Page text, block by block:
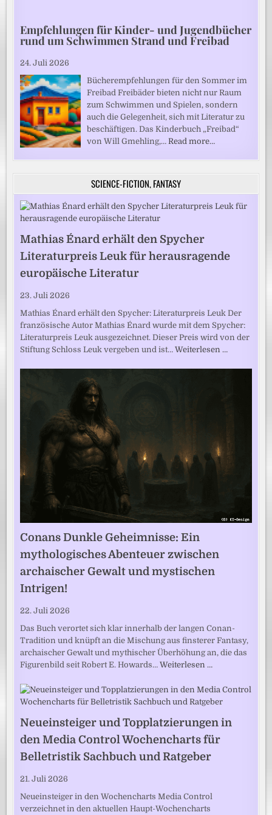
Empfehlungen für Kinder- und Jugendbücher
rund um Schwimmen Strand und Freibad
24. Juli 2026
Bücherempfehlungen für den Sommer im
Freibad Freibäder bieten nicht nur Raum
zum Schwimmen und Spielen, sondern
auch die Gelegenheit, sich mit Literatur zu
beschäftigen. Das Kinderbuch „Freibad“
von Will Gmehling,…Read more…
SCIENCE-FICTION, FANTASY
Mathias Énard erhält den Spycher
Literaturpreis Leuk für herausragende
europäische Literatur
23. Juli 2026
Mathias Énard erhält den Spycher: Literaturpreis Leuk Der
französische Autor Mathias Énard wurde mit dem Spycher:
Literaturpreis Leuk ausgezeichnet. Dieser Preis wird von der
Stiftung Schloss Leuk vergeben und ist…Weiterlesen …
Conans Dunkle Geheimnisse: Ein
mythologisches Abenteuer zwischen
archaischer Gewalt und mystischen
Intrigen!
22. Juli 2026
Das Buch verortet sich klar innerhalb der langen Conan-
Tradition und knüpft an die Mischung aus finsterer Fantasy,
archaischer Gewalt und mythischer Überhöhung an, die das
Figurenbild seit Robert E. Howards…Weiterlesen …
Neueinsteiger und Topplatzierungen in
den Media Control Wochencharts für
Belletristik Sachbuch und Ratgeber
21. Juli 2026
Neueinsteiger in den Wochencharts Media Control
verzeichnet in den aktuellen Haupt-Wochencharts